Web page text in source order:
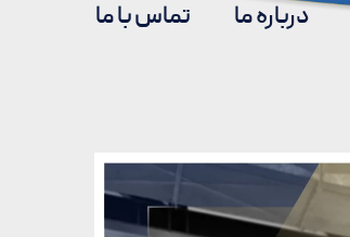
درباره ما تماس با ما